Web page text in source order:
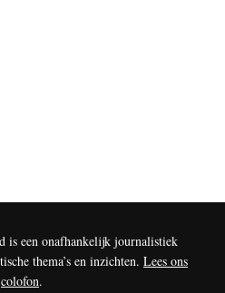
is een onafhankelijk journalistiek
thema’s en inzichten. Lees ons
colofon.